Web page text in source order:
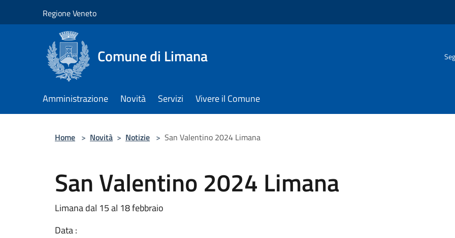
Regione Veneto
Comune di Limana
Amministrazione Novità Servizi Vivere il Comune
Home > Novità > Notizie > San Valentino 2024 Limana
San Valentino 2024 Limana
Limana dal 15 al 18 febbraio
Data :